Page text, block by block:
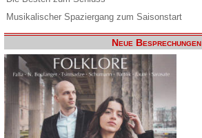
Musikalischer Spaziergang zum Saisonstart
Neue Besprechungen